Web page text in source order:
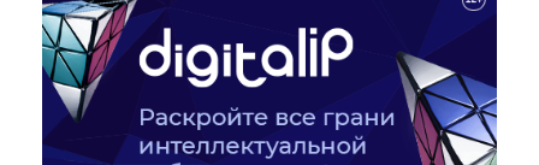
Архитектура и урбанистика
Наука и технологии
Медиа
Образование
Издательское дело